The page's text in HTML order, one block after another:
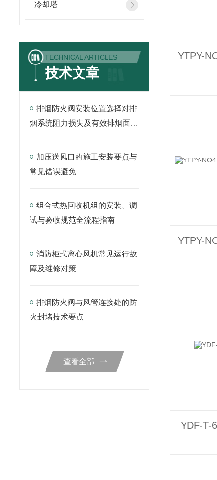
冷却塔
TECHNICAL ARTICLES
技术文章
排烟防火阀安装位置选择对排
烟系统阻力损失及有效排烟面积
加压送风口的施工安装要点与
常见错误避免
组合式热回收机组的安装、调
试与验收规范全流程指南
消防柜式离心风机常见运行故
障及维修对策
排烟防火阀与风管连接处的防
火封堵技术要点
查看全部
YDF-T-